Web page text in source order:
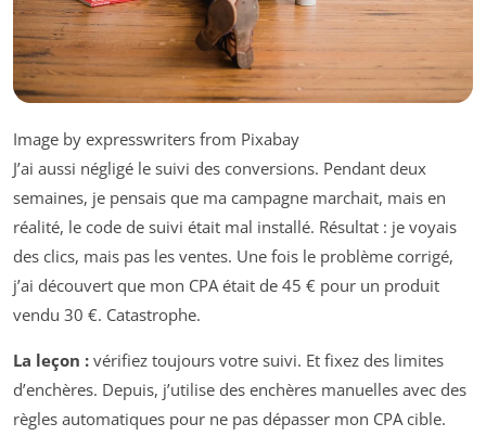
Image by expresswriters from Pixabay
J’ai aussi négligé le suivi des conversions. Pendant deux
semaines, je pensais que ma campagne marchait, mais en
réalité, le code de suivi était mal installé. Résultat : je voyais
des clics, mais pas les ventes. Une fois le problème corrigé,
j’ai découvert que mon CPA était de 45 € pour un produit
vendu 30 €. Catastrophe.
La leçon : vérifiez toujours votre suivi. Et fixez des limites
d’enchères. Depuis, j’utilise des enchères manuelles avec des
règles automatiques pour ne pas dépasser mon CPA cible.